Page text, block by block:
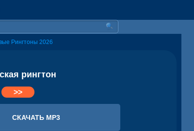
Рингтоны 2026
рингтон
>>
СКАЧАТЬ MP3